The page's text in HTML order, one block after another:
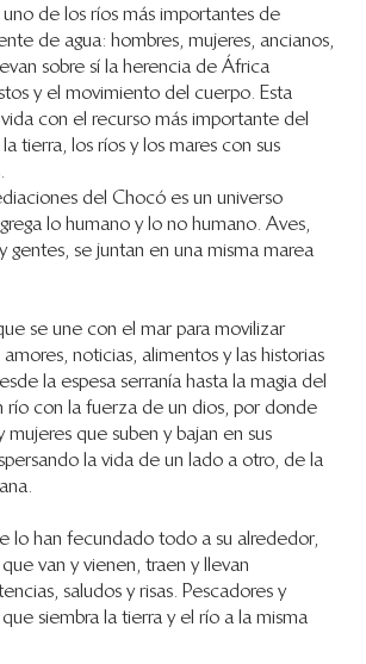
de los ríos más importantes de
de agua: hombres, mujeres, ancianos,
sobre sí la herencia de África
y el movimiento del cuerpo. Esta
con el recurso más importante del
tierra, los ríos y los mares con sus
del Chocó es un universo
lo humano y lo no humano. Aves,
gentes, se juntan en una misma marea
se une con el mar para movilizar
noticias, alimentos y las historias
la espesa serranía hasta la magia del
río con la fuerza de un dios, por donde
mujeres que suben y bajan en sus
la vida de un lado a otro, de la
lo han fecundado todo a su alrededor,
van y vienen, traen y llevan
saludos y risas. Pescadores y
siembra la tierra y el río a la misma